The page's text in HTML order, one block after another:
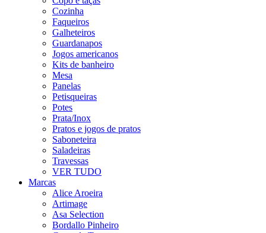
Cozinha
Faqueiros
Galheteiros
Guardanapos
Jogos americanos
Kits de banheiro
Mesa
Panelas
Petisqueiras
Potes
Prata/Inox
Pratos e jogos de pratos
Saboneteira
Saladeiras
Travessas
VER TUDO
Marcas
Alice Aroeira
Artimage
Asa Selection
Bordallo Pinheiro